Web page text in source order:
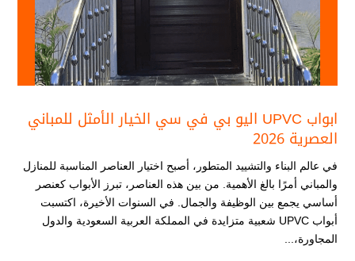
ابواب UPVC اليو بي في سي الخيار الأمثل للمباني
العصرية 2026
في عالم البناء والتشييد المتطور، أصبح اختيار العناصر المناسبة للمنازل
والمباني أمرًا بالغ الأهمية. من بين هذه العناصر، تبرز الأبواب كعنصر
أساسي يجمع بين الوظيفة والجمال. في السنوات الأخيرة، اكتسبت
أبواب UPVC شعبية متزايدة في المملكة العربية السعودية والدول
المجاورة،...